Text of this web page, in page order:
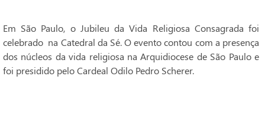
Em São Paulo, o Jubileu da Vida Religiosa Consagrada foi
celebrado na Catedral da Sé. O evento contou com a presença
dos núcleos da vida religiosa na Arquidiocese de São Paulo e
foi presidido pelo Cardeal Odilo Pedro Scherer.